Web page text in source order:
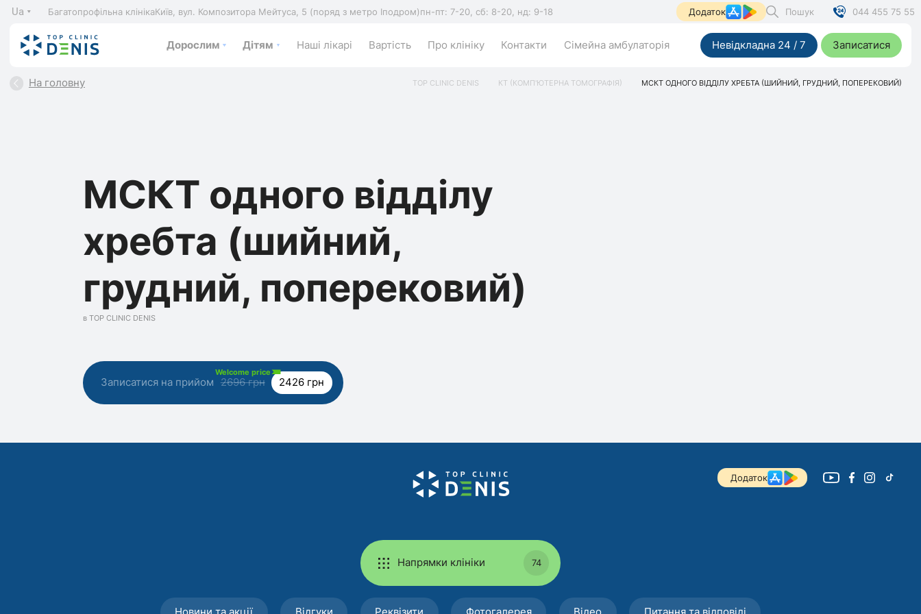
Ua Багатопрофільна клінікаКиїв, вул. Композитора Мейтуса, 5 (поряд з метро Іподром)пн-пт: 7-20, сб: 8-20, нд: 9-18 Додаток Пошук 044 455 75 55
Дорослим Дітям Наші лікарі Вартість Про клініку Контакти Сімейна амбулаторія Невідкладна 24 / 7 Записатися
На головну TOP CLINIC DENIS КТ (КОМП'ЮТЕРНА ТОМОГРАФІЯ) МСКТ ОДНОГО ВІДДІЛУ ХРЕБТА (ШИЙНИЙ, ГРУДНИЙ, ПОПЕРЕКОВИЙ)
МСКТ одного відділу
хребта (шийний,
грудний, поперековий)
в TOP CLINIC DENIS
Записатися на прийом
Welcome price
2696 грн 2426 грн
Додаток
Напрямки клініки 74